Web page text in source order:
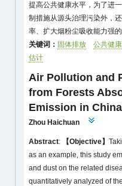
提高公共健康水平，为了进
制措施从源头治理污染外，
率、扩大烟粉尘吸收能力强
关键词： 固体排放
公共健康
估计
Air Pollution and
from Forests
Emission in China
Zhou Haichuan
Abstract: 【Objective】
as an example, this study
and dust on the related
quantitatively analyzed of